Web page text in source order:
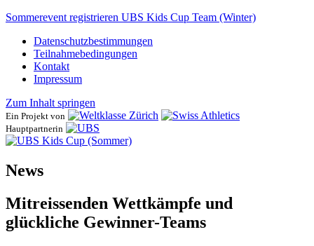
Sommerevent registrieren UBS Kids Cup Team (Winter)
Datenschutzbestimmungen
Teilnahmebedingungen
Kontakt
Impressum
Zum Inhalt springen
Ein Projekt von
Hauptpartnerin
News
Mitreissenden Wettkämpfe und
glückliche Gewinner-Teams